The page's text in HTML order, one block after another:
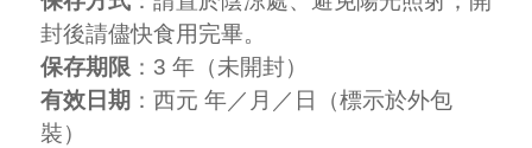
封後請儘快食用完畢。
保存期限 ：3 年（未開封）
有效日期 ：西元 年／月／日（標示於外包
裝）